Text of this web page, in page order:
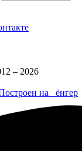
– 2026
на ёнгер